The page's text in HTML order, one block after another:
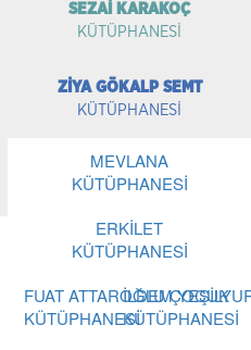
SEZAİ KARAKOÇ
KÜTÜPHANESİ
ZİYA GÖKALP SEMT
KÜTÜPHANESİ
MEVLANA
KÜTÜPHANESİ
ERKİLET
KÜTÜPHANESİ
FUAT ATTAROĞLU ÇOCUK
KÜTÜPHANESİ
İLDEM
KÜTÜPHANESİ